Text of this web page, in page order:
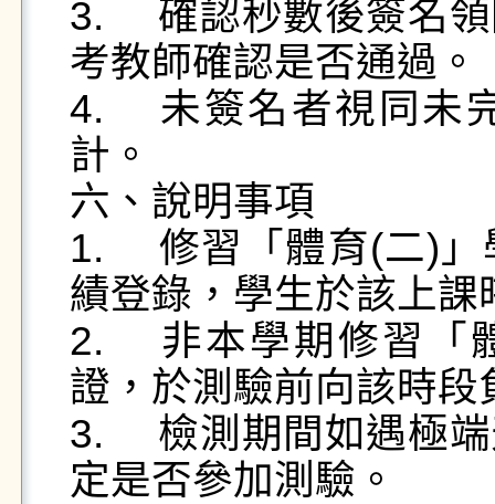
3.	確認秒數後簽名領回學生證，並向當日檢測或監
考教師確認是否通過。
4.	未簽名者視同未完成檢測，成績以「不通過」
計。
六、說明事項
1.	修習「體育(二)」學生由任課教師負責檢測與成
績登錄，學生於該上課
2.	非本學期修習「體育(二)」學生，請攜帶學生
證，於測驗前向該時
3.	檢測期間如遇極端天氣，當日受測學生可自行決
定是否參加測驗。